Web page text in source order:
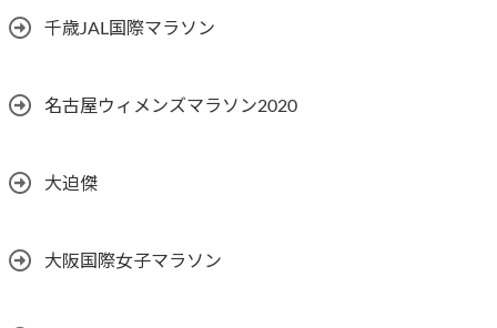
千歳JAL国際マラソン
名古屋ウィメンズマラソン2020
大迫傑
大阪国際女子マラソン